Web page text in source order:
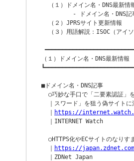
（１）ドメイン名・DNS最新情
- ドメイン名・DNS記
  （２）JPRSサイト更新情報
（３）用語解説：ISOC（アイ
（１）ドメイン名・DNS最新情報
■ドメイン名・DNS記事
○巧妙な手口で「二要素認証」
｜スワード」を狙う偽サイトに
https://
  ｜INTERNET Watch
○HTTPS化やECサイトのなりす
https://
  ｜ZDNet Japan